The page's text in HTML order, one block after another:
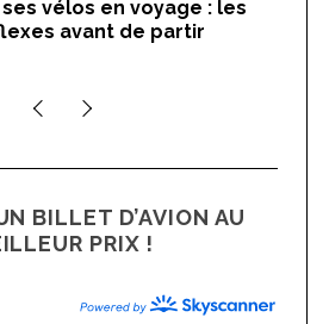
vélos en voyage : les
avant de partir
BILLET D’AVION AU
PRIX !